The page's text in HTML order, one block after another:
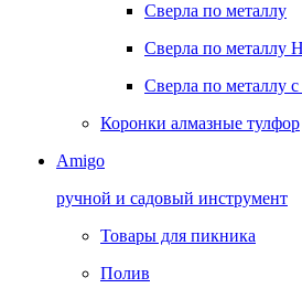
Сверла по металлу
Сверла по металлу
Сверла по металлу
Коронки алмазные тулфор
Amigo
ручной и садовый инструмент
Товары для пикника
Полив